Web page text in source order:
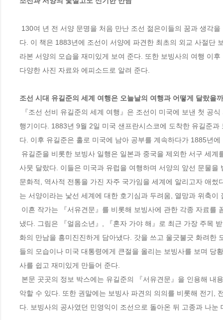
다. 이 책은 1883년에 조선이 서양에 파견한 최초의 외교 사절단
라본 서양의 모습을 재미있게 보여 준다. 또한 보빙사의 여행 이
다양한 사진 자료와 에피소드로 알려 준다.
조선 시대 유길준의 세계 여행은 오늘날의 여행과 어떻게 달랐을
행기이다. 1883년 9월 2일 미국 샌프란시스코에 도착한 유길준
다. 이후 유길준은 홀로 미국에 남아 공부를 계속하다가 1885년
사뭇 달랐다. 이들은 미국과 유럽을 여행하며 서양의 앞선 문물
문화적, 역사적 전통을 가진 자주 국가임을 세계에 알리고자 애
는 서양이라는 낯선 세계에 대한 호기심과 두려움, 열망과 위축이
냈다. 그림은 『얼음소년』, 『혼자 가야 해』로 최근 가장 주목
화의 만남을 흥미진진하게 담아냈다. 갓을 쓰고 울긋불긋 화려한
들의 모습이나 미국 대통령에게 큰절을 올리는 보빙사를 보며 당
사를 쉽고 재미있게 만들어 준다.
악할 수 있다. 또한 권말에는 보빙사 파견의 의의를 비롯해 전기,
다. 보빙사의 공사였던 민영익이 조선으로 돌아온 뒤 고종과 나